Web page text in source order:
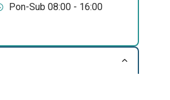
Pon-Sub 08:00 - 16:00